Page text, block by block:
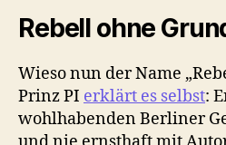
Rebell ohne
Wieso nun der Name
Prinz PI erklärt es selbst:
wohlhabenden Berliner